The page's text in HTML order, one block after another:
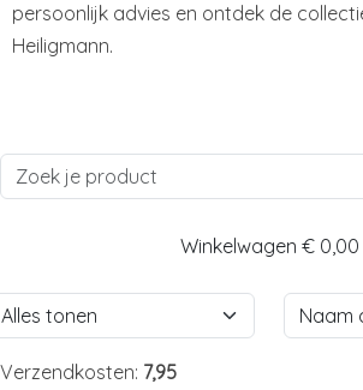
persoonlijk advies en ontdek de
Heiligmann.
Winkelwagen € 0,00
Verzendkosten: 7,95